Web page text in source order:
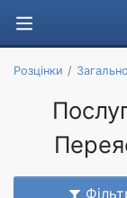
Розцінки